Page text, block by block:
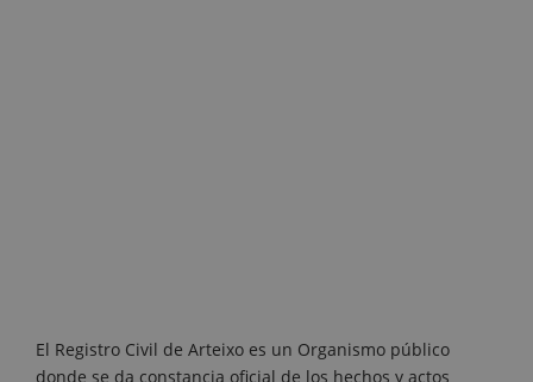
El Registro Civil de Arteixo es un Organismo público
donde se da constancia oficial de los hechos y actos